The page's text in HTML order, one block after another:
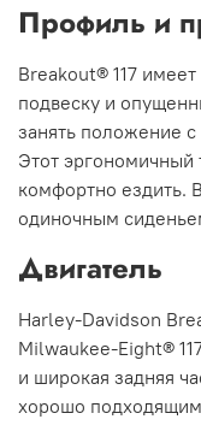
Профиль и
Breakout® 117
подвеску и
занять положение
Этот эргономичный
комфортно ездить.
одиночным
Двигатель
Harley-Davidson
Milwaukee-Eight®
и широкая задняя
хорошо подходящим